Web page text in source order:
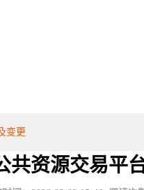
变更
共资源交易平